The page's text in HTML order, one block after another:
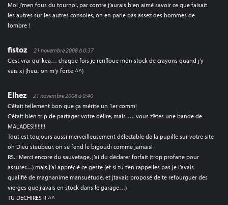
Moi j’men fous du tournoi, par contre j’aurais bien aimé savoir ce que faisait
les autres sur les autres consoles, on en parle pas assez des hommes de
l’ombre !
fistoz
21 novembre 2008 à 0:37
C’est vrai qu’Ikea… chaque fois je renfloue mon stock de crayons quand j’y
vais x) (heu.. on m’y force ^^)
Elhez
21 novembre 2008 à 0:40
C’était tellement bon que ça mérite un 1er comm!
C’était bien trip de partager votre délire, mais …. vous z’êtes une bande de
MALADES!!!!!!!!
Tout est toujours aussi merveilleusement délectable de la pupille sur votre site
oh Dieu steubeur, on se fend le bigoudi comme jamais!
P.S. : Merci encore du sauvetage, j’ai du déclarer forfait (trop profane pour
assurer…) mais j’ai apprécié ce geste (et si tu t’en rappelles pas je l’avais
qualifié de magnanime mansuétude, et jtavais proposé de te refourguer des
vierges que j’avais en stock dans le garage…)
TU DECHIRES !! ^^